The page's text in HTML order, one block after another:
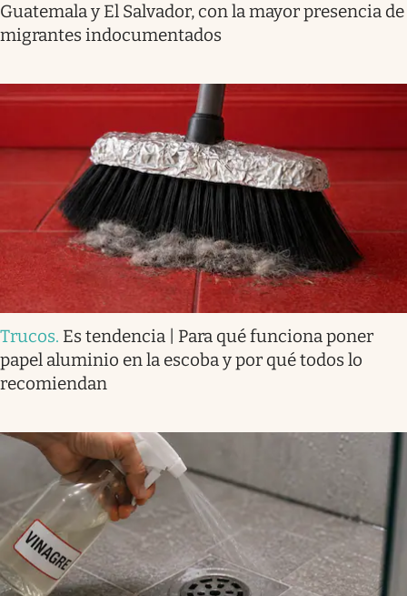
Guatemala y El Salvador, con la mayor presencia de
migrantes indocumentados
Trucos. Es tendencia | Para qué funciona poner
papel aluminio en la escoba y por qué todos lo
recomiendan